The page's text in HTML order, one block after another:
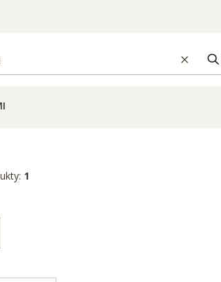
Wyczyść
1